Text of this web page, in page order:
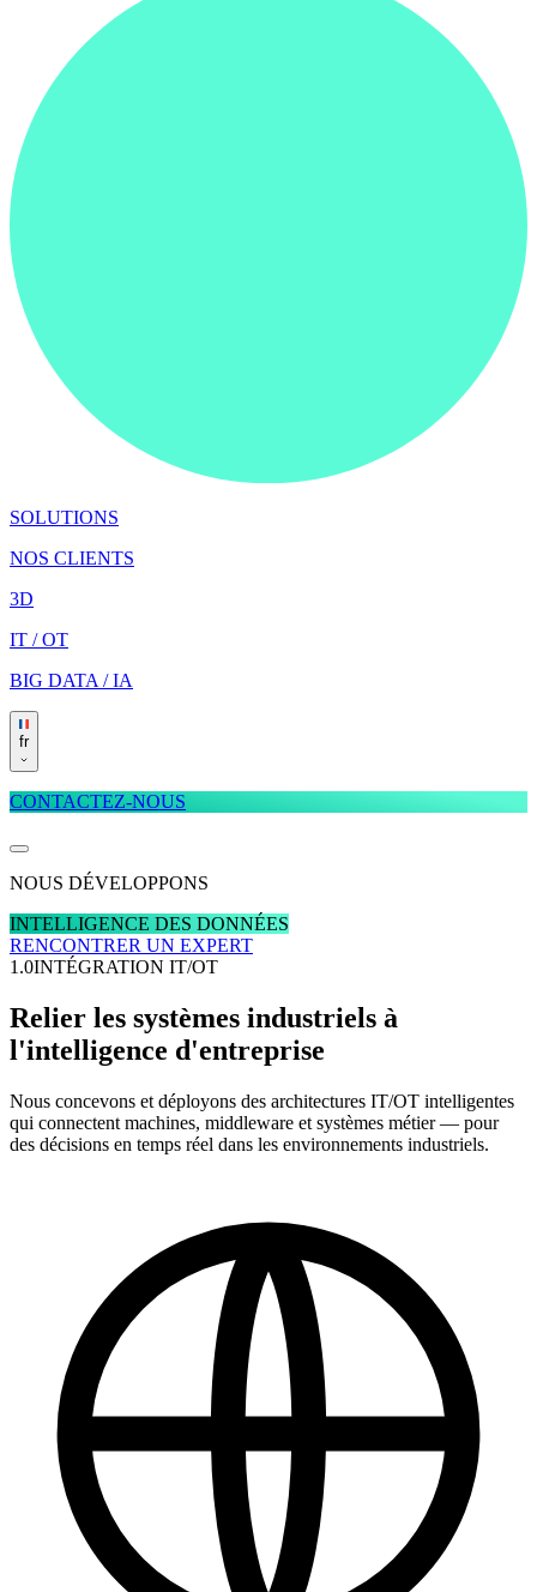
SOLUTIONS
NOS CLIENTS
3D
IT / OT
BIG DATA / IA
fr
CONTACTEZ-NOUS
NOUS DÉVELOPPONS
INTELLIGENCE DES DONNÉES
RENCONTRER UN EXPERT
1.0INTÉGRATION IT/OT
Relier les systèmes industriels à
l'intelligence d'entreprise
Nous concevons et déployons des architectures IT/OT intelligentes
qui connectent machines, middleware et systèmes métier — pour
des décisions en temps réel dans les environnements industriels.